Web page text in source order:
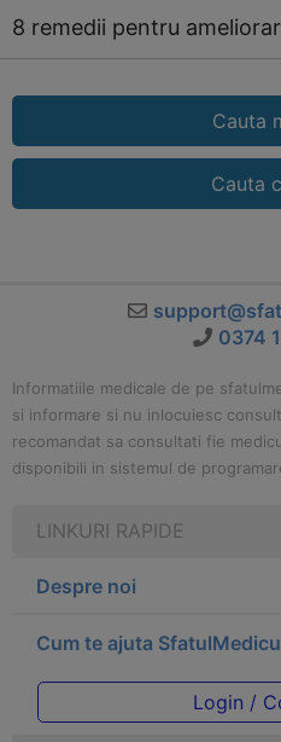
8 remedii pentru
Cauta
Cauta
0374
Informatiile medicale de pe
si informare si nu inlocuiesc
recomandat sa consultati fie
disponibili in sistemul de
LINKURI RAPIDE
Despre noi
Cum te ajuta
Login /